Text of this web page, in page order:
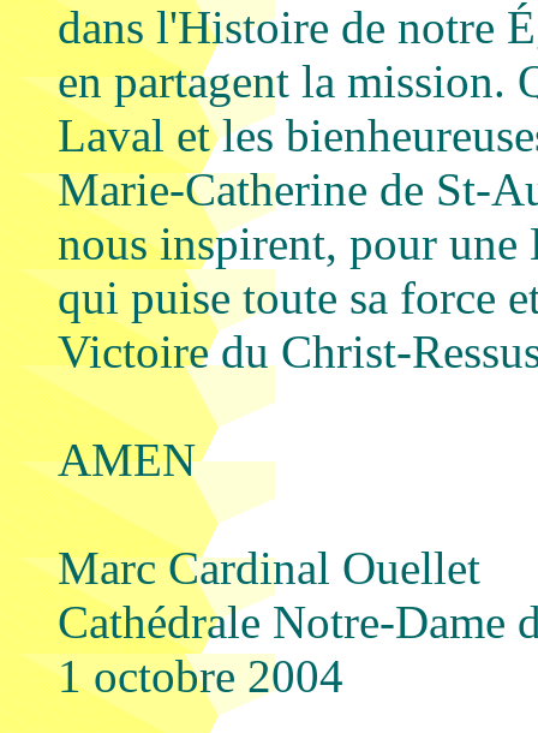
dans l'Histoire de notre
en partagent la mission.
Laval et les
Marie-Catherine de St-
nous inspirent, pour une
qui puise toute sa force
Victoire du Christ-
AMEN
Marc Cardinal Ouellet
Cathédrale Notre-Dame
1 octobre 2004